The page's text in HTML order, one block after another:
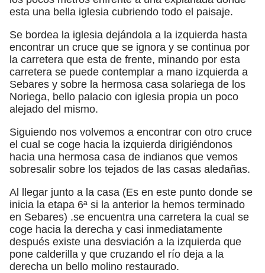
esta una bella iglesia cubriendo todo el paisaje.
Se bordea la iglesia dejándola a la izquierda hasta
encontrar un cruce que se ignora y se continua por
la carretera que esta de frente, minando por esta
carretera se puede contemplar a mano izquierda a
Sebares y sobre la hermosa casa solariega de los
Noriega, bello palacio con iglesia propia un poco
alejado del mismo.
Siguiendo nos volvemos a encontrar con otro cruce
el cual se coge hacia la izquierda dirigiéndonos
hacia una hermosa casa de indianos que vemos
sobresalir sobre los tejados de las casas aledañas.
Al llegar junto a la casa (Es en este punto donde se
inicia la etapa 6ª si la anterior la hemos terminado
en Sebares) .se encuentra una carretera la cual se
coge hacia la derecha y casi inmediatamente
después existe una desviación a la izquierda que
pone calderilla y que cruzando el río deja a la
derecha un bello molino restaurado.